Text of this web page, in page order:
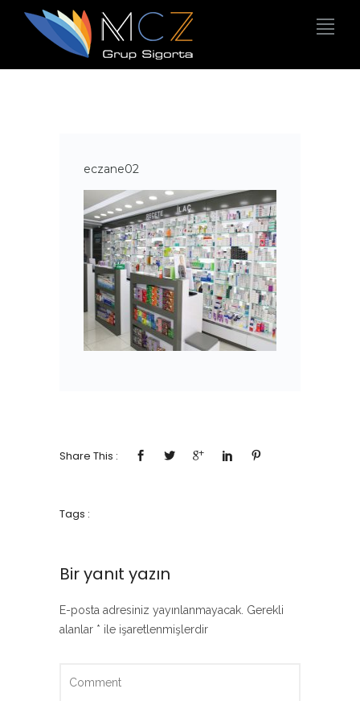
eczane02
Share This :
Tags :
Bir yanıt yazın
E-posta adresiniz yayınlanmayacak. Gerekli
alanlar * ile işaretlenmişlerdir